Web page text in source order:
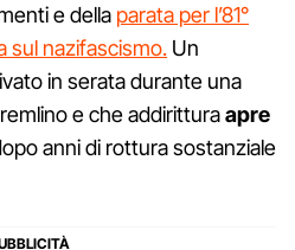
e della parata per l’81°
sul nazifascismo. Un
in serata durante una
e che addiritturaapre
anni di rottura sostanziale